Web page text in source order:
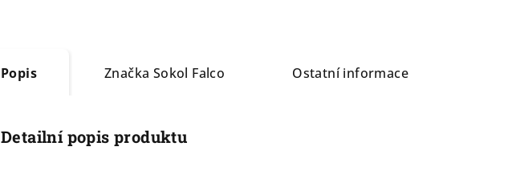
Popis Značka Sokol Falco Ostatní informace
Detailní popis produktu